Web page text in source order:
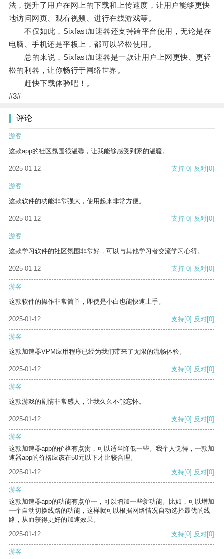
法，提升了用户在网上的下载和上传速度，让用户能够更快
地访问网页、观看视频、进行在线游戏等。
不仅如此，Sixfast加速器还支持跨平台使用，无论是在
电脑、手机还是平板上，都可以轻松使用。
总的来说，Sixfast加速器是一款让用户上网更快、更轻
松的利器，让你畅行于网络世界。
赶快下载体验吧！。
#3#
评论
游客
这款app的社区氛围很温馨，让我能够感受到家的温暖。
2025-01-12 支持[0] 反对[0]
游客
这款软件的功能非常强大，使用起来非常方便。
2025-01-12 支持[0] 反对[0]
游客
这款学习软件的社区氛围非常好，可以与其他学习者交流学习心得。
2025-01-12 支持[0] 反对[0]
游客
这款软件的操作非常简单，即使是小白也能快速上手。
2025-01-12 支持[0] 反对[0]
游客
这款加速器VPM应用程序已经为我们带来了无限的流畅体验。
2025-01-12 支持[0] 反对[0]
游客
这款游戏的剧情非常感人，让我久久不能忘怀。
2025-01-12 支持[0] 反对[0]
游客
这款加速器app的价格有点贵，可以适当降低一些。我个人觉得，一款加
速器app的价格应该在50元以下才比较合理。
2025-01-12
支持[0] 反对[0]
游客
这款加速器app的功能有点单一，可以增加一些新功能。比如，可以增加
一个自动切换线路的功能，这样就可以根据网络情况自动选择最优的线
路，从而获得更好的加速效果。
2025-01-12
支持[0] 反对[0]
游客